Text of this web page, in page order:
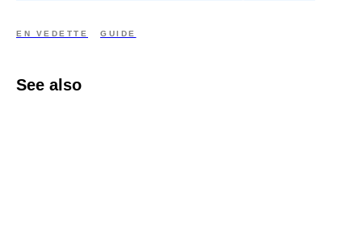
EN VEDETTE GUIDE
See also